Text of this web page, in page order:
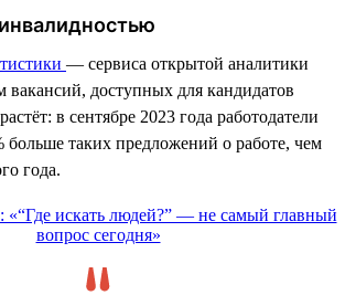
— сервиса открытой аналитики
вакансий, доступных для кандидатов
в сентябре 2023 года работодатели
больше таких предложений о работе, чем
года.